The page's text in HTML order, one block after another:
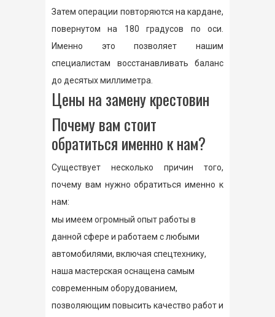
Затем операции повторяются на кардане,
повернутом на 180 градусов по оси.
Именно это позволяет нашим
специалистам восстанавливать баланс
до десятых миллиметра.
Цены на замену крестовин
Почему вам стоит
обратиться именно к нам?
Существует несколько причин того,
почему вам нужно обратиться именно к
нам:
мы имеем огромный опыт работы в
данной сфере и работаем с любыми
автомобилями, включая спецтехнику,
наша мастерская оснащена самым
современным оборудованием,
позволяющим повысить качество работ и